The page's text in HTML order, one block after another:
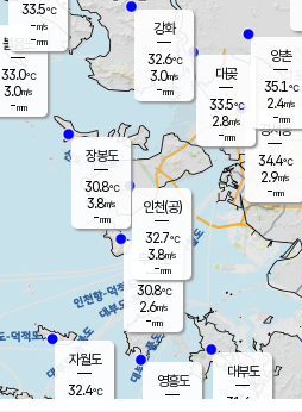
무의도
30.8℃
2.6m/s
-mm
영흥도
볼음도
33.0℃
3.0m/s
-mm
자월도
32.4℃
장봉도
30.8℃
3.8m/s
-mm
대부도
31.6
경서동
34.4℃
2.9m/s
-mm
대곶
33.5℃
2.8m/s
-mm
양촌
35.1℃
2.4m/s
-mm
강화
32.6℃
3.0m/s
-mm
인천(공)
32.7℃
3.8m/s
-mm
33.5℃
-m/s
-mm